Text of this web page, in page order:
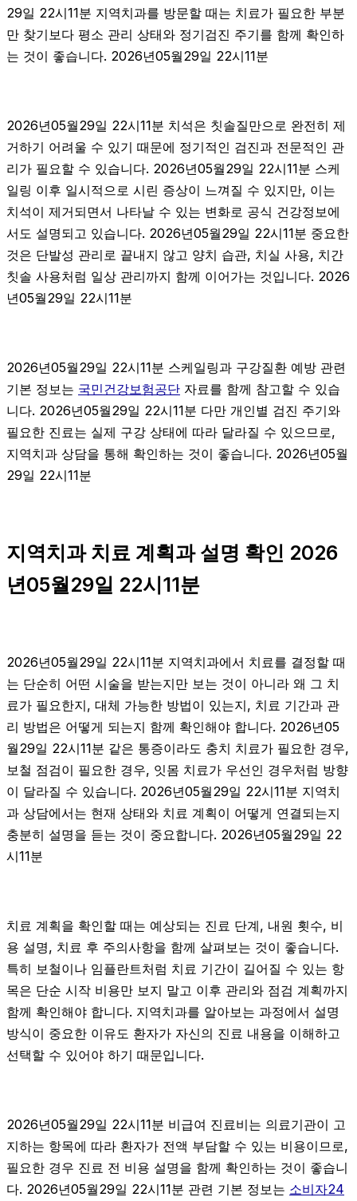
29일 22시11분 지역치과를 방문할 때는 치료가 필요한 부분
만 찾기보다 평소 관리 상태와 정기검진 주기를 함께 확인하
는 것이 좋습니다. 2026년05월29일 22시11분
2026년05월29일 22시11분 치석은 칫솔질만으로 완전히 제
거하기 어려울 수 있기 때문에 정기적인 검진과 전문적인 관
리가 필요할 수 있습니다. 2026년05월29일 22시11분 스케
일링 이후 일시적으로 시린 증상이 느껴질 수 있지만, 이는
치석이 제거되면서 나타날 수 있는 변화로 공식 건강정보에
서도 설명되고 있습니다. 2026년05월29일 22시11분 중요한
것은 단발성 관리로 끝내지 않고 양치 습관, 치실 사용, 치간
칫솔 사용처럼 일상 관리까지 함께 이어가는 것입니다. 2026
년05월29일 22시11분
2026년05월29일 22시11분 스케일링과 구강질환 예방 관련
기본 정보는 국민건강보험공단 자료를 함께 참고할 수 있습
니다. 2026년05월29일 22시11분 다만 개인별 검진 주기와
필요한 진료는 실제 구강 상태에 따라 달라질 수 있으므로,
지역치과 상담을 통해 확인하는 것이 좋습니다. 2026년05월
29일 22시11분
지역치과 치료 계획과 설명 확인 2026
년05월29일 22시11분
2026년05월29일 22시11분 지역치과에서 치료를 결정할 때
는 단순히 어떤 시술을 받는지만 보는 것이 아니라 왜 그 치
료가 필요한지, 대체 가능한 방법이 있는지, 치료 기간과 관
리 방법은 어떻게 되는지 함께 확인해야 합니다. 2026년05
월29일 22시11분 같은 통증이라도 충치 치료가 필요한 경우,
보철 점검이 필요한 경우, 잇몸 치료가 우선인 경우처럼 방향
이 달라질 수 있습니다. 2026년05월29일 22시11분 지역치
과 상담에서는 현재 상태와 치료 계획이 어떻게 연결되는지
충분히 설명을 듣는 것이 중요합니다. 2026년05월29일 22
시11분
치료 계획을 확인할 때는 예상되는 진료 단계, 내원 횟수, 비
용 설명, 치료 후 주의사항을 함께 살펴보는 것이 좋습니다.
특히 보철이나 임플란트처럼 치료 기간이 길어질 수 있는 항
목은 단순 시작 비용만 보지 말고 이후 관리와 점검 계획까지
함께 확인해야 합니다. 지역치과를 알아보는 과정에서 설명
방식이 중요한 이유도 환자가 자신의 진료 내용을 이해하고
선택할 수 있어야 하기 때문입니다.
2026년05월29일 22시11분 비급여 진료비는 의료기관이 고
지하는 항목에 따라 환자가 전액 부담할 수 있는 비용이므로,
필요한 경우 진료 전 비용 설명을 함께 확인하는 것이 좋습니
다. 2026년05월29일 22시11분 관련 기본 정보는 소비자24